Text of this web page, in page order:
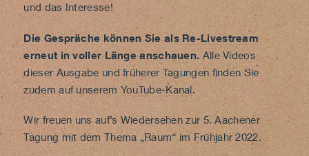
und das Interesse!
Die Gespräche können Sie alsRe-Livestream
erneut in voller Länge anschauen. Alle Videos
dieser Ausgabe und früherer Tagungen finden Sie
zudem auf unserem YouTube-Kanal
Wir freuen uns auf’s Wiedersehen zur 5. Aachener
Tagung mit dem Thema „Raum“ im Frühjahr 2022.